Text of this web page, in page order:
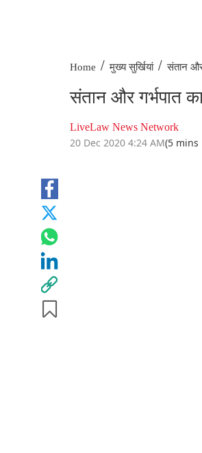
Home / मुख्य सुर्खियां / संतान
संतान और गर्भपात
LiveLaw News Network
20 Dec 2020 4:24 AM(5 mins